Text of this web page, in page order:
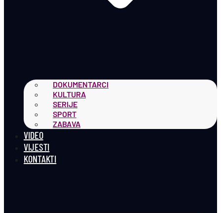
DOKUMENTARCI
KULTURA
SERIJE
SPORT
ZABAVA
VIDEO
VIJESTI
KONTAKTI